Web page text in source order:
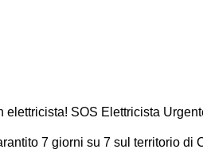
elettricista! SOS Elettricista
7 giorni su 7 sul territorio di